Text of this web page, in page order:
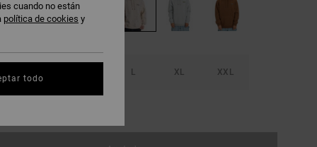
L XL XXL
cuando no están
política de cookies y
todo